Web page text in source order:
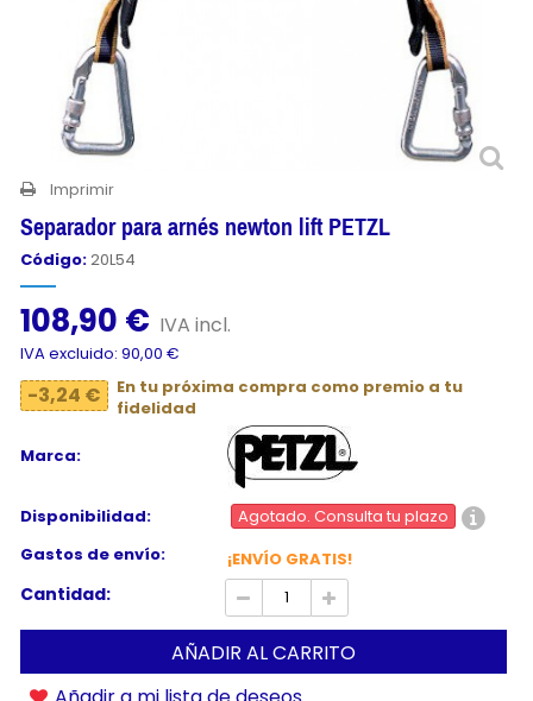
Imprimir
Separador para arnés newton lift PETZL
Código:20L54
108,90 € IVA incl.
IVA excluido: 90,00 €
-3,24 €
En tu próxima compra como premio a tu
fidelidad
Marca:
Disponibilidad:
Agotado. Consulta tu plazo
Gastos de envío:
¡ENVÍO GRATIS!
Cantidad:
AÑADIR AL CARRITO